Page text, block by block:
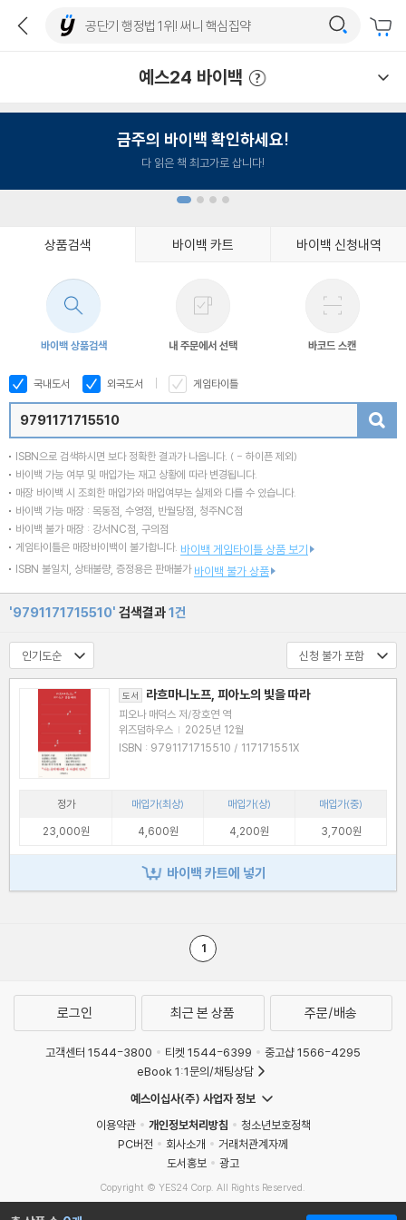
예스24 바이백
금주의 바이백 확인하세요!
다 읽은 책 최고가로 삽니다!
상품검색 바이백 카트 바이백 신청내역
바이백 상품검색 내 주문에서 선택 바코드 스캔
국내도서 외국도서 게임타이틀
ISBN으로 검색하시면 보다 정확한 결과가 나옵니다. ( - 하이픈 제외)
바이백 가능 여부 및 매입가는 재고 상황에 따라 변경됩니다.
매장 바이백 시 조회한 매입가와 매입여부는 실제와 다를 수 있습니다.
바이백 가능 매장 : 목동점, 수영점, 반월당점, 청주NC점
바이백 불가 매장 : 강서NC점, 구의점
게임타이틀은 매장바이백이 불가합니다. 바이백 게임타이틀 상품 보기
ISBN 불일치, 상태불량, 증정용은 판매불가 바이백 불가 상품
'9791171715510' 검색결과1건
도서 라흐마니노프, 피아노의 빛을 따라
피오나 매덕스 저/장호연 역
위즈덤하우스 | 2025년 12월
ISBN : 9791171715510 / 117171551X
정가 매입가(최상) 매입가(상)
매입가(중)
23,000원
4,600원 4,200원 3,700원
바이백 카트에 넣기
1
로그인 최근 본 상품 주문/배송
고객센터 1544-3800 티켓 1544-6399
중고샵 1566-4295
eBook 1:1문의/채팅상담
예스이십사(주) 사업자 정보
이용약관
개인정보처리방침
청소년보호정책
PC버전
회사소개
거래처관계자께
도서홍보
광고
Copyright © YES24 Corp. All Rights Reserved.
MATOM7